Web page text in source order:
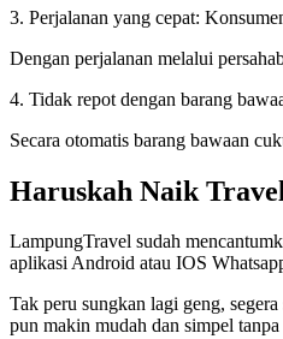
3. Perjalanan yang cepat:
Dengan perjalanan melalui
4. Tidak repot dengan barang
Secara otomatis barang bawaan
Haruskah Naik Travel
LampungTravel sudah
aplikasi Android atau IOS
Tak peru sungkan lagi geng, segera
pun makin mudah dan simpel